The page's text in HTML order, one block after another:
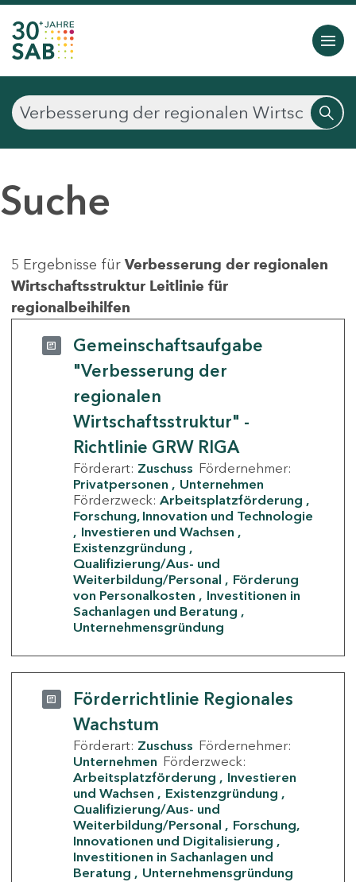
Suche
5 Ergebnisse für Verbesserung der regionalen
Wirtschaftsstruktur Leitlinie für
regionalbeihilfen
Gemeinschaftsaufgabe
"Verbesserung der
regionalen
Wirtschaftsstruktur" -
Richtlinie GRW RIGA
Förderart: Zuschuss Fördernehmer:
Privatpersonen
Unternehmen
Förderzweck: Arbeitsplatzförderung
Forschung, Innovation und Technologie
Investieren und Wachsen
Existenzgründung
Qualifizierung/Aus- und
Weiterbildung/Personal
Förderung
von Personalkosten
Investitionen in
Sachanlagen und Beratung
Unternehmensgründung
Förderrichtlinie Regionales
Wachstum
Förderart: Zuschuss Fördernehmer:
Unternehmen Förderzweck:
Arbeitsplatzförderung
Investieren
und Wachsen
Existenzgründung
Qualifizierung/Aus- und
Weiterbildung/Personal
Forschung,
Innovationen und Digitalisierung
Investitionen in Sachanlagen und
Beratung
Unternehmensgründung